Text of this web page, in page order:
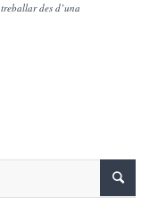
des d’una